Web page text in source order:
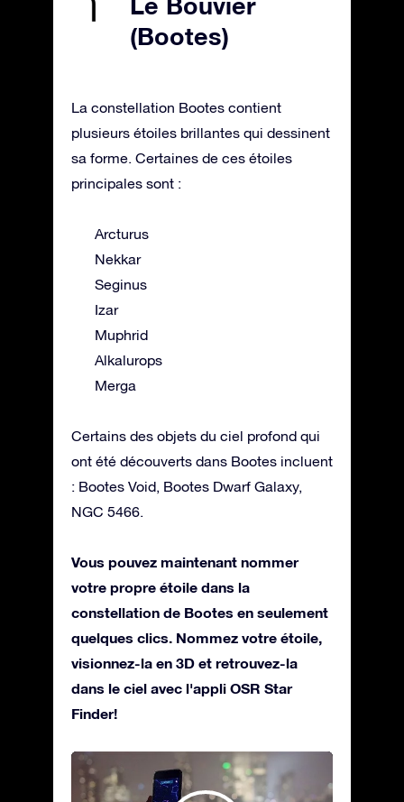
(Bootes)
La constellation Bootes contient
plusieurs étoiles brillantes qui dessinent
sa forme. Certaines de ces étoiles
principales sont :
Arcturus
Nekkar
Seginus
Izar
Muphrid
Alkalurops
Merga
Certains des objets du ciel profond qui
ont été découverts dans Bootes incluent
: Bootes Void, Bootes Dwarf Galaxy,
NGC 5466.
Vous pouvez maintenant nommer
votre propre étoile dans la
constellation de Bootes en seulement
quelques clics. Nommez votre étoile,
visionnez-la en 3D et retrouvez-la
dans le ciel avec l'appli OSR Star
Finder!